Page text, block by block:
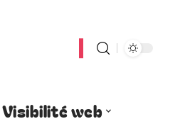
Visibilité web